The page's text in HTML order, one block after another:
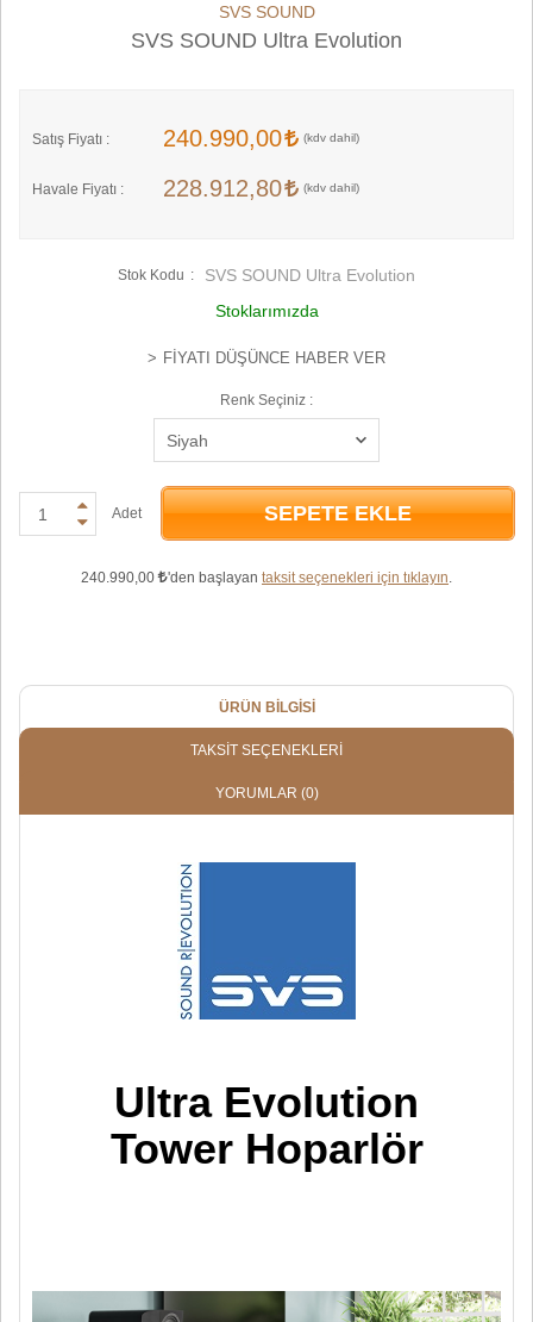
SVS SOUND
SVS SOUND Ultra Evolution
Satış Fiyatı : 240.990,00
Havale Fiyatı : 228.912,80
Stok Kodu
SVS SOUND Ultra Evolution
Stoklarımızda
FIYATI DÜŞÜNCE HABER VER
Renk Seçiniz :
Adet SEPETE EKLE
240.990,00 'den başlayan taksit seçenekleri için tıklayın.
ÜRÜN BILGISI
TAKSIT SEÇENEKLERI
YORUMLAR (0)
Ultra Evolution
Tower Hoparlör